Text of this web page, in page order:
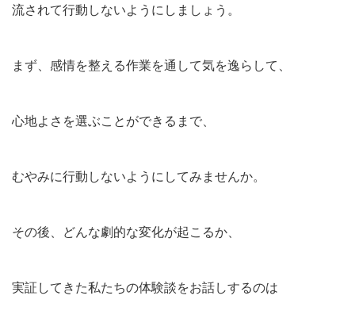
流されて行動しないようにしましょう。
まず、感情を整える作業を通して気を逸らして、
心地よさを選ぶことができるまで、
むやみに行動しないようにしてみませんか。
その後、どんな劇的な変化が起こるか、
実証してきた私たちの体験談をお話しするのは